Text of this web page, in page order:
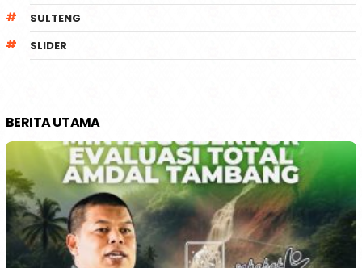
SULTENG
SLIDER
BERITA UTAMA